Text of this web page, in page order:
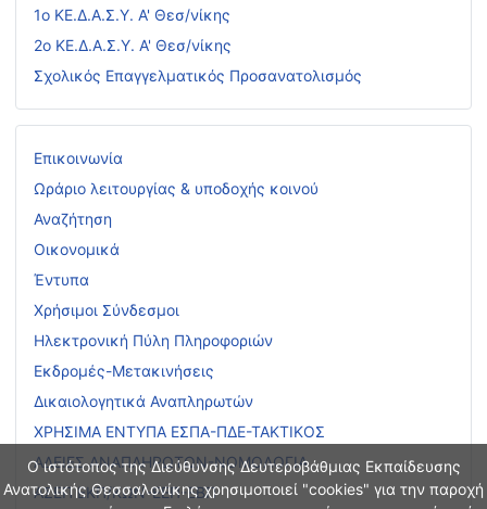
Ο ιστότοπος της Διεύθυνσης Δευτεροβάθμιας Εκπαίδευσης
Ανατολικής Θεσσαλονίκης χρησιμοποιεί "cookies" για την παροχή
1ο ΚΕ.Δ.Α.Σ.Υ. Α' Θεσ/νίκης
2ο ΚΕ.Δ.Α.Σ.Υ. Α' Θεσ/νίκης
Σχολικός Επαγγελματικός Προσανατολισμός
Επικοινωνία
Ωράριο λειτουργίας & υποδοχής κοινού
Αναζήτηση
Οικονομικά
Έντυπα
Χρήσιμοι Σύνδεσμοι
Ηλεκτρονική Πύλη Πληροφοριών
Εκδρομές-Μετακινήσεις
Δικαιολογητικά Αναπληρωτών
ΧΡΗΣΙΜΑ ΕΝΤΥΠΑ ΕΣΠΑ-ΠΔΕ-ΤΑΚΤΙΚΟΣ
ΑΔΕΙΕΣ ΑΝΑΠΛΗΡΩΤΩΝ-ΝΟΜΟΛΟΓΙΑ
ΑΣΕΠ ΕΚΠ/ΚΩΝ-ΕΕΠ-ΕΒΠ